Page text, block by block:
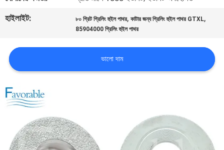
জন্য
আবেদন
সাইট
ম্যাপ
হাইলাইট:
৮০ গ্রিট গ্রিলিং হুইল পাথর,কাটার জন্য গ্রিলিং হুইল পাথর GTXL,
85904000 গ্রিলিং হুইল পাথর
ভালো দাম